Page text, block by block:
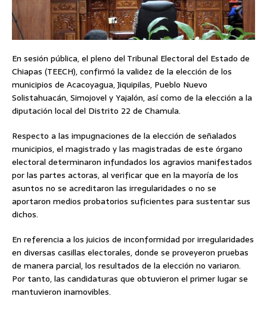
En sesión pública, el pleno del Tribunal Electoral del Estado de
Chiapas (TEECH), confirmó la validez de la elección de los
municipios de Acacoyagua, Jiquipilas, Pueblo Nuevo
Solistahuacán, Simojovel y Yajalón, así como de la elección a la
diputación local del Distrito 22 de Chamula.
Respecto a las impugnaciones de la elección de señalados
municipios, el magistrado y las magistradas de este órgano
electoral determinaron infundados los agravios manifestados
por las partes actoras, al verificar que en la mayoría de los
asuntos no se acreditaron las irregularidades o no se
aportaron medios probatorios suficientes para sustentar sus
dichos.
En referencia a los juicios de inconformidad por irregularidades
en diversas casillas electorales, donde se proveyeron pruebas
de manera parcial, los resultados de la elección no variaron.
Por tanto, las candidaturas que obtuvieron el primer lugar se
mantuvieron inamovibles.